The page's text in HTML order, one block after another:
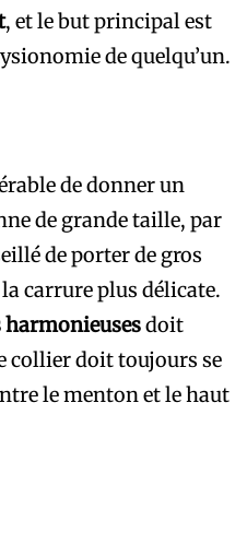
, et le but principal est
de quelqu’un.
de donner un
de grande taille, par
de porter de gros
carrure plus délicate.
harmonieusesdoit
collier doit toujours se
le menton et le haut